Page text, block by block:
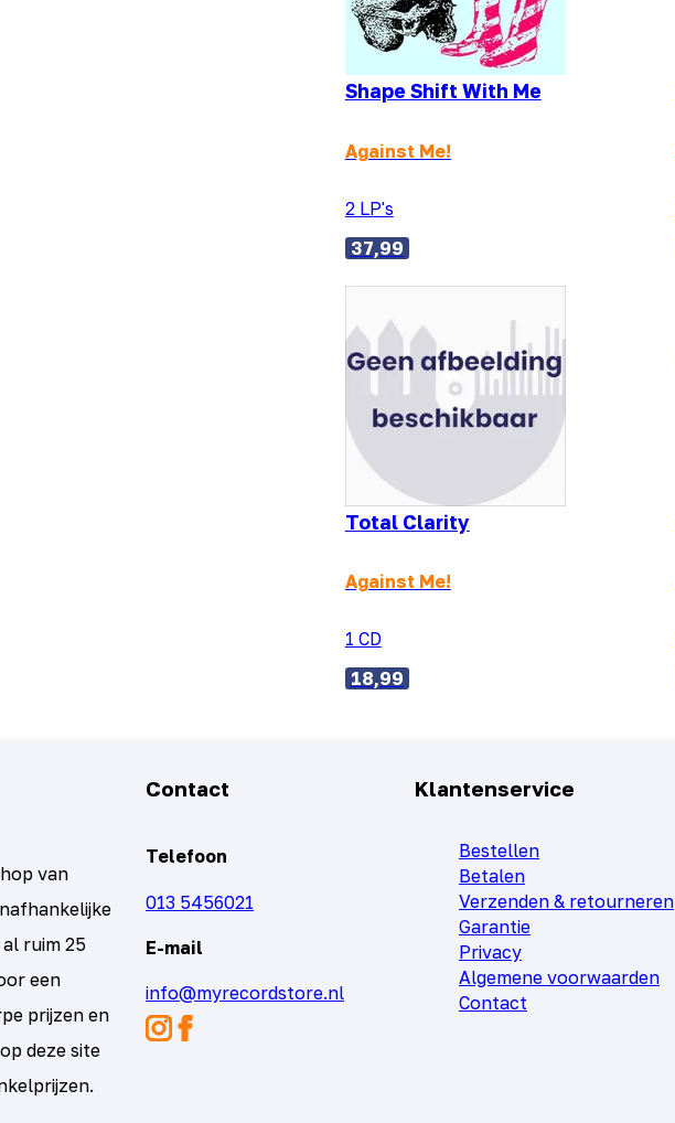
Shape Shift With Me
Against Me!
2 LP's
37,99
Total Clarity
Against Me!
1 CD
18,99
van
ruim 25
een
prijzen en
deze site
Contact
Telefoon
013 5456021
E-mail
info@myrecordstore.nl
Klantenservice
Bestellen
Betalen
Verzenden & retourneren
Garantie
Privacy
Algemene voorwaarden
Contact